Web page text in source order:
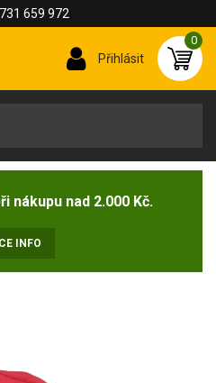
731 659 972
Přihlásit
0
nákupu nad 2.000 Kč.
INFO